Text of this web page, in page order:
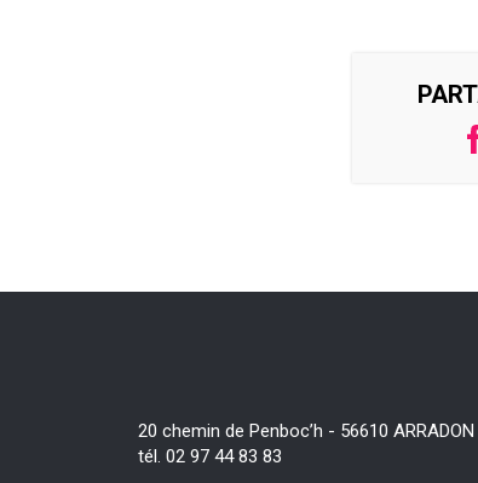
20 chemin de Penboc’h - 56610 ARRADON
tél. 02 97 44 83 83